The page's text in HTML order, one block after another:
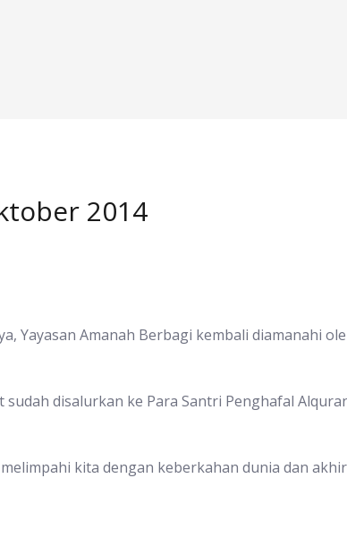
2014
Yayasan Amanah Berbagi kembali diamanahi
disalurkan ke Para Santri Penghafal
kita dengan keberkahan dunia dan